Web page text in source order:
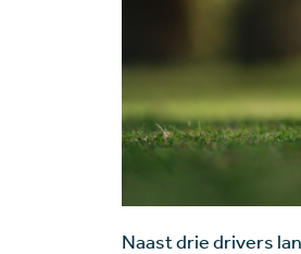
Naast drie drivers